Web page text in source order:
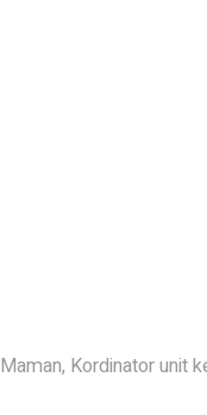
Maman, Kordinator unit